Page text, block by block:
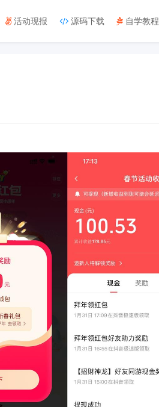
活动现报 源码下载 自学教程